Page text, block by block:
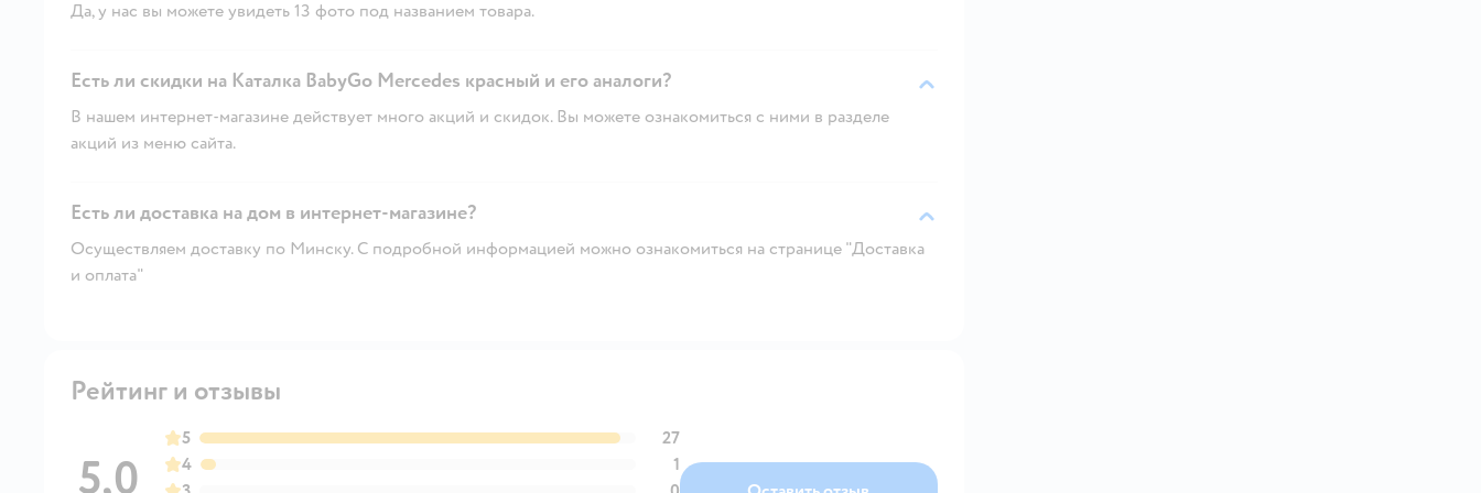
Да, у нас вы можете увидеть 13 фото под названием товара.
Есть ли скидки на Каталка BabyGo Mercedes красный и его аналоги?
В нашем интернет-магазине действует много акций и скидок. Вы можете ознакомиться с ними в разделе
акций из меню сайта.
Есть ли доставка на дом в интернет-магазине?
Осуществляем доставку по Минску. С подробной информацией можно ознакомиться на странице "Доставка
и оплата"
Рейтинг и отзывы
5,0
5
27
4
1